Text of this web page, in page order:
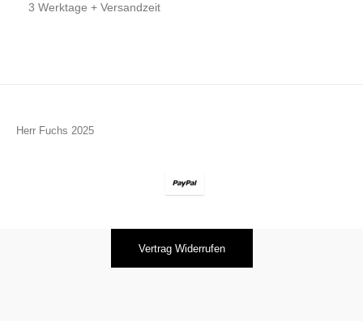
3 Werktage + Versandzeit
Herr Fuchs 2025
Vertrag Widerrufen